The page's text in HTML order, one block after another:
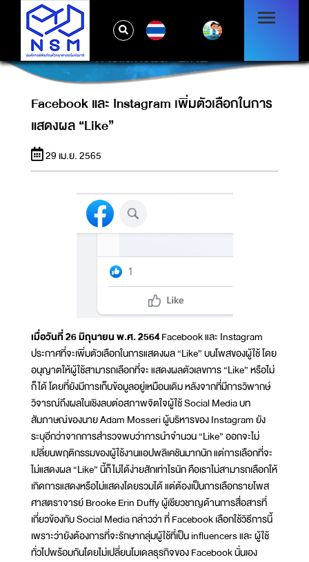
FACEBOOK และ INSTAGRAM เพิ่มตัวเลือกใน
การแสดงผล “LIKE”
Facebook และ Instagram เพิ่มตัวเลือกในการ
แสดงผล “Like”
29 เม.ย. 2565
เมื่อวันที่ 26 มิถุนายน พ.ศ. 2564Facebook และ Instagram
ประกาศที่จะเพิ่มตัวเลือกในการแสดงผล “Like” บนโพสของผู้ใช้ โดย
อนุญาตให้ผู้ใช้สามารถเลือกที่จะ แสดงผลตัวเลขการ “Like” หรือไม่
ก็ได้ โดยที่ยังมีการเก็บข้อมูลอยู่เหมือนเดิม หลังจากที่มีการวิพากษ์
วิจารณ์ถึงผลในเชิงลบต่อสภาพจิตใจผู้ใช้ Social Media บท
สัมภาษณ์ของนาย Adam Mosseri ผู้บริหารของ Instagram ยัง
ระบุอีกว่าจากการสำรวจพบว่าการนำจำนวน “Like” ออกจะไม่
เปลี่ยนพฤติกรรมของผู้ใช้งานแอปพลิเคชันมากนัก แต่การเลือกที่จะ
ไม่แสดงผล “Like” นี้ก็ไม่ได้ง่ายสักเท่าไรนัก คือเราไม่สามารถเลือกให้
เกิดการแสดงหรือไม่แสดงโดยรวมได้ แต่ต้องเป็นการเลือกรายโพส
ศาสตราจารย์ Brooke Erin Duffy ผู้เชียวชาญด้านการสื่อสารที่
เกี่ยวข้องกับ Social Media กล่าวว่า ที่ Facebook เลือกใช้วิธีการนี้
เพราะว่ายังต้องการที่จะรักษากลุ่มผู้ใช้ที่เป็น influencers และ ผู้ใช้
ทั่วไปพร้อมกันโดยไม่เปลี่ยนโมเดลธุรกิจของ Facebook นั่นเอง